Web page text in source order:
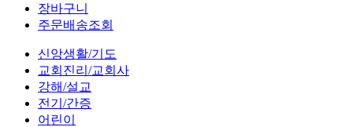
장바구니
주문배송조회
신앙생활/기도
교회진리/교회사
강해/설교
전기/간증
어린이